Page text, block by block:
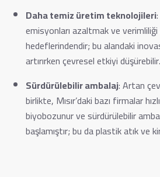
Daha temiz üretim teknolojileri
emisyonları azaltmak ve
hedeflerindendir; bu alandaki
artırırken çevresel etkiyi düşürebilir.
Sürdürülebilir ambalaj: Artan
birlikte, Mısır’daki bazı firmalar
biyobozunur ve sürdürülebilir
başlamıştır; bu da plastik atık ve